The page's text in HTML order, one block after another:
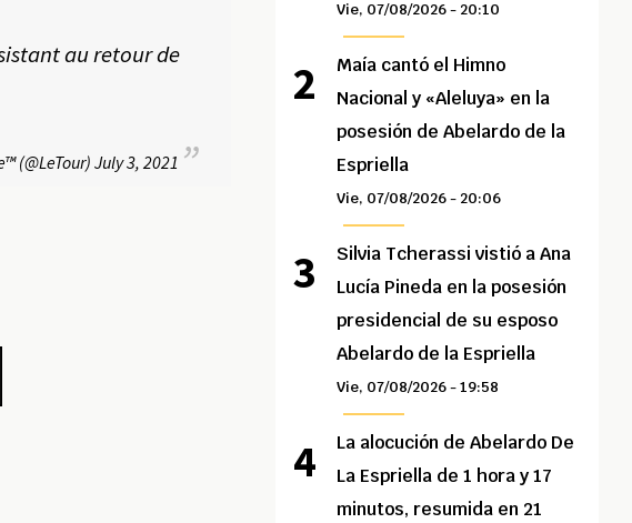
au retour de
(@LeTour)July 3, 2021
Vie, 07/08/2026 - 20:10
Maía cantó el Himno
Nacional y «Aleluya» en la
posesión de Abelardo de la
Espriella
Vie, 07/08/2026 - 20:06
Silvia Tcherassi vistió a Ana
Lucía Pineda en la posesión
presidencial de su esposo
Abelardo de la Espriella
Vie, 07/08/2026 - 19:58
La alocución de Abelardo De
La Espriella de 1 hora y 17
minutos, resumida en 21